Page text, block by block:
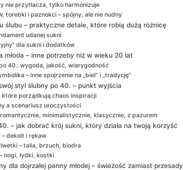
nie przytłacza, tylko harmonizuje
torebki i paznokci – spójny, ale nie nudny
ślubu – praktyczne detale, które robią dużą różnicę
udanej sukni
dla sukni i dodatków
młoda – inne potrzeby niż w wieku 20 lat
40.: wygoda, jakość, wiarygodność
– inne spojrzenie na „biel” i „tradycję”
styl ślubny po 40. – punkt wyjścia
które porządkują chaos inspiracji
a scenariusz uroczystości
minimalistycznie, klasycznie, z pazurem
– jak dobrać krój sukni, który działa na twoją korzyść
– dekolt i rękaw
– talia, brzuch, biodra
nogi, łydki, kostki
dla dojrzałej panny młodej – świeżość zamiast przesady